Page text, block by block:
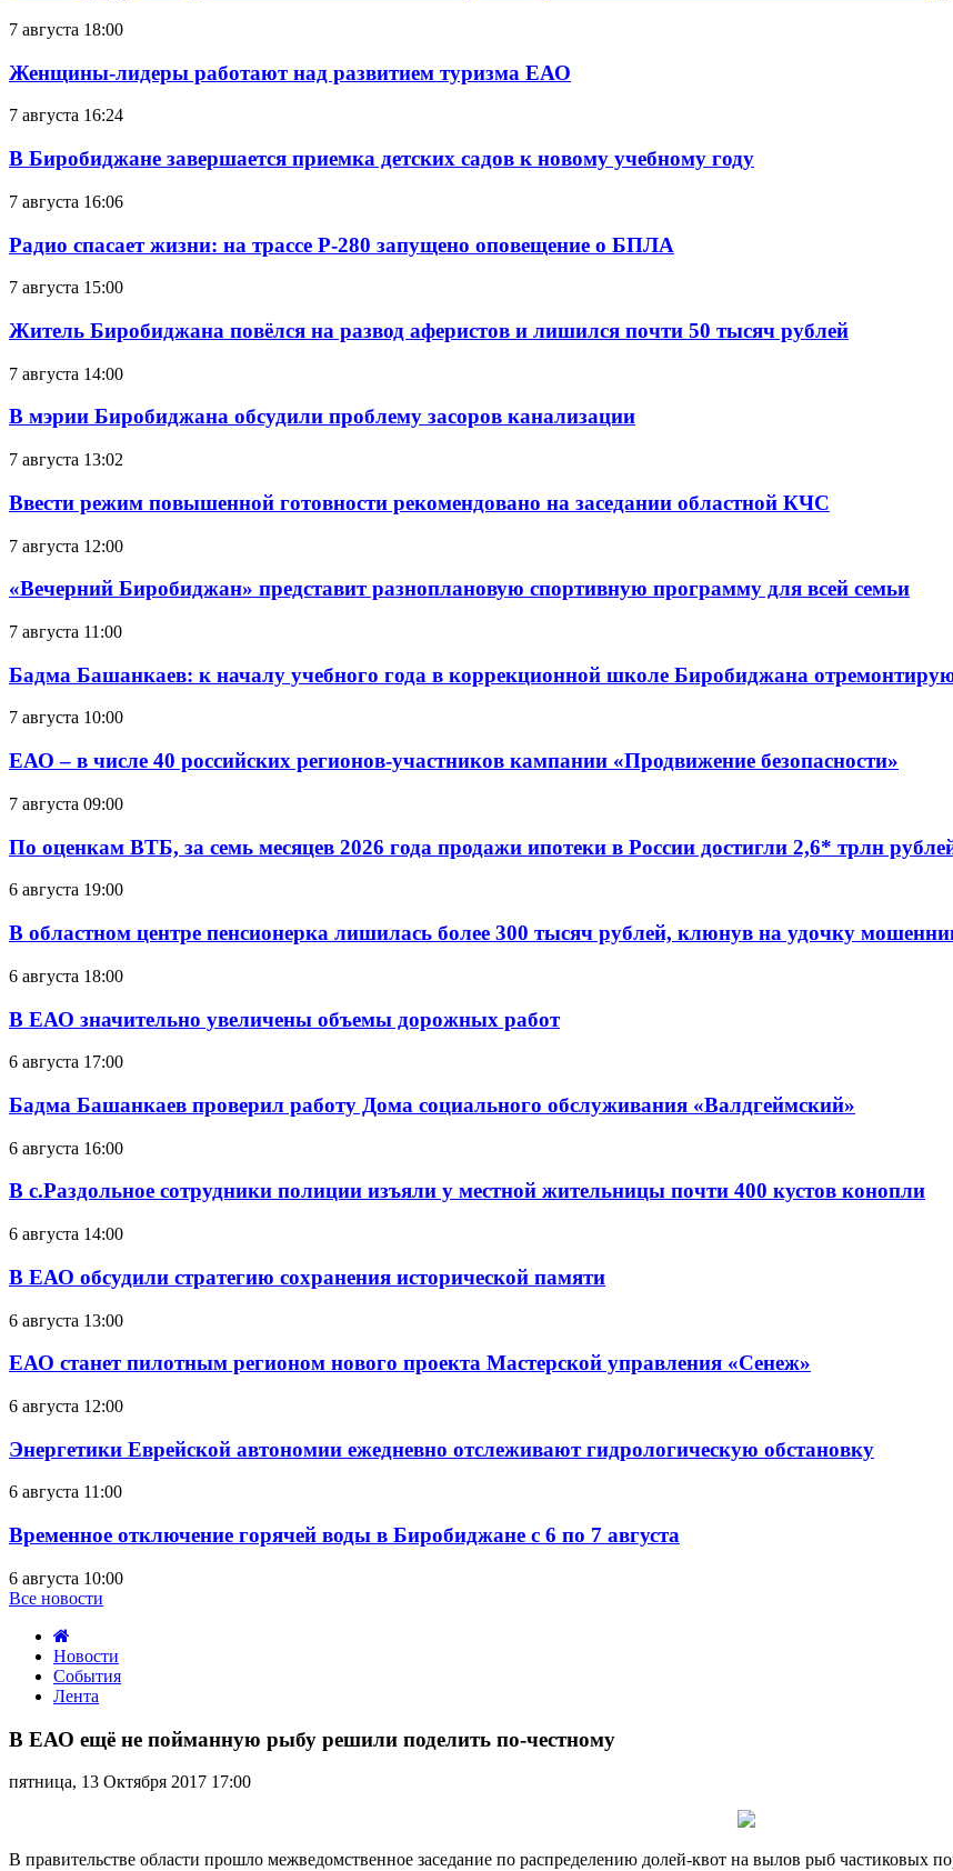
7 августа 18:00
Женщины-лидеры работают над развитием туризма ЕАО
7 августа 16:24
В Биробиджане завершается приемка детских садов к новому учебному году
7 августа 16:06
Радио спасает жизни: на трассе Р-280 запущено оповещение о БПЛА
7 августа 15:00
Житель Биробиджана повёлся на развод аферистов и лишился почти 50 тысяч рублей
7 августа 14:00
В мэрии Биробиджана обсудили проблему засоров канализации
7 августа 13:02
Ввести режим повышенной готовности рекомендовано на заседании областной КЧС
7 августа 12:00
«Вечерний Биробиджан» представит разноплановую спортивную программу для всей семьи
7 августа 11:00
Бадма Башанкаев: к началу учебного года в коррекционной школе Биробиджана
7 августа 10:00
ЕАО – в числе 40 российских регионов-участников кампании «Продвижение безопасности»
7 августа 09:00
По оценкам ВТБ, за семь месяцев 2026 года продажи ипотеки в России достигли 2,6* трлн
6 августа 19:00
В областном центре пенсионерка лишилась более 300 тысяч рублей, клюнув на удочку
6 августа 18:00
В ЕАО значительно увеличены объемы дорожных работ
6 августа 17:00
Бадма Башанкаев проверил работу Дома социального обслуживания «Валдгеймский»
6 августа 16:00
В с.Раздольное сотрудники полиции изъяли у местной жительницы почти 400 кустов конопли
6 августа 14:00
В ЕАО обсудили стратегию сохранения исторической памяти
6 августа 13:00
ЕАО станет пилотным регионом нового проекта Мастерской управления «Сенеж»
6 августа 12:00
Энергетики Еврейской автономии ежедневно отслеживают гидрологическую обстановку
6 августа 11:00
Временное отключение горячей воды в Биробиджане с 6 по 7 августа
6 августа 10:00
Все новости
Новости
События
Лента
ЕАО
не
пойманную
поделить
В ЕАО ещё не пойманную рыбу решили поделить по-честному
пятница, 13 Октября 2017 17:00
В правительстве области прошло межведомственное заседание по распределению долей-квот на вылов рыб частиковых